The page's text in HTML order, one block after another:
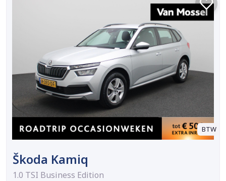
BTW
Škoda Kamiq
1.0 TSI Business Edition